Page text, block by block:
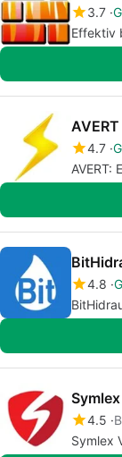
3.7
Effektiv
AVERT
4.7
4.8
4.5
Symlex